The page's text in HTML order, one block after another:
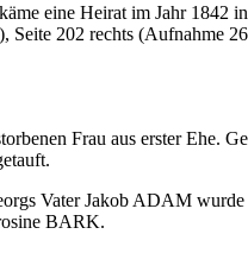
eine Heirat im Jahr 1842
202 rechts (Aufnahme
Frau aus erster Ehe.
Vater Jakob ADAM
BARK.